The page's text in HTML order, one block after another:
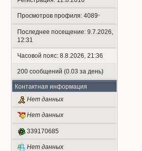
Просмотров профиля: 4089*
Последнее посещение: 9.7.2026,
12:31
Часовой пояс: 8.8.2026, 21:36
200 сообщений (0.03 за день)
Контактная информация
Нет данных
Нет данных
339170685
Нет данных